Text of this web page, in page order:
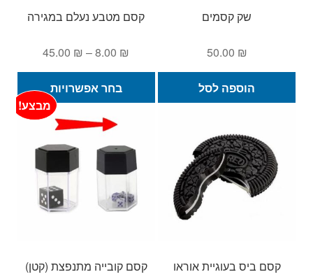
שק קסמים
50.00 ₪
הוספה לסל
קסם מטבע נעלם במגירה
8.00 ₪
–
45.00 ₪
טווח
מחירים:
עד
⁦45.00 ₪⁩
בחר אפשרויות
זה
יש
קסם ביס בעוגיית אוראו קסם קובייה מתנפצת (קטן)
מבצע!